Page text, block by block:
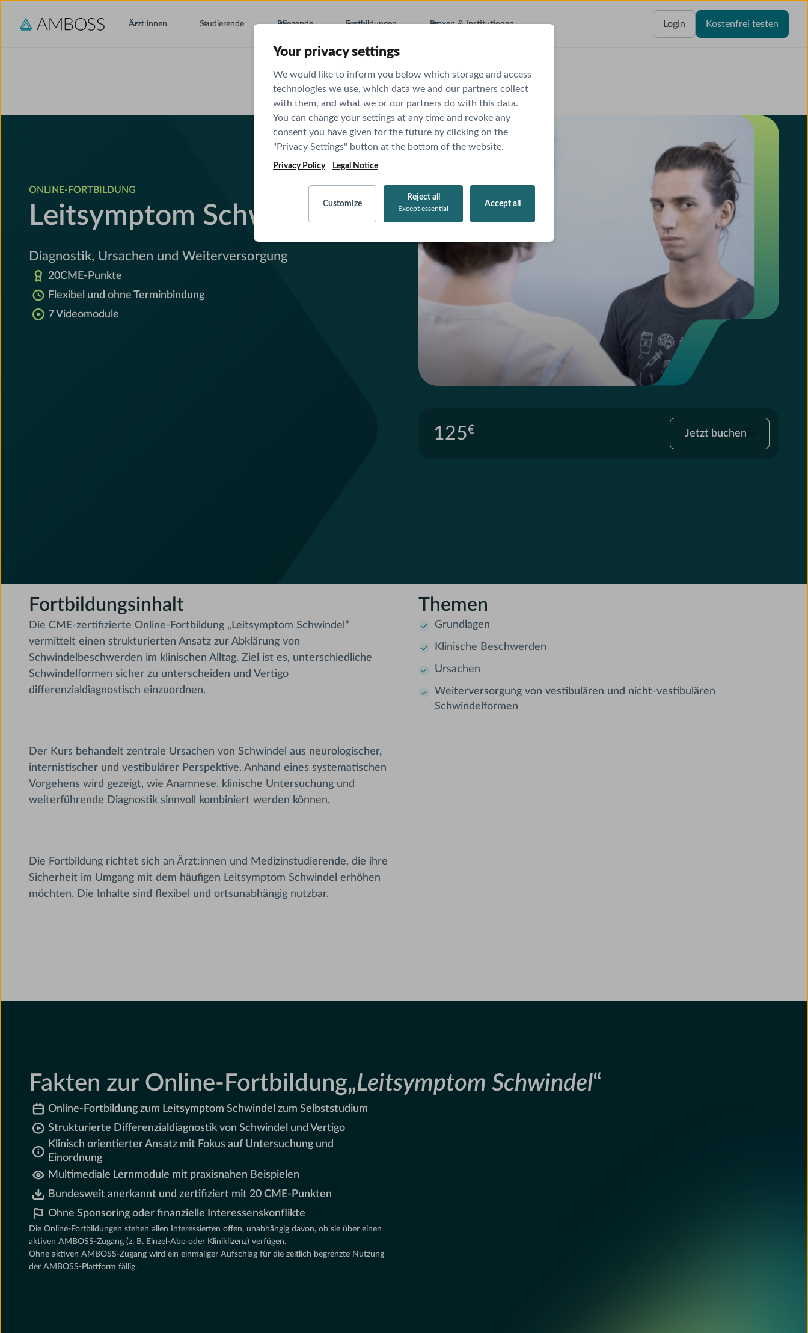
Your privacy settings
We would like to inform you below which storage and access
technologies we use, which data we and our partners collect
with them, and what we or our partners do with this data.
You can change your settings at any time and revoke any
consent you have given for the future by clicking on the
"Privacy Settings" button at the bottom of the website.
Privacy Policy Legal Notice
Customize
Reject all
Except essential
Accept all
Ärzt:innen Studierende Pflegende Fortbildungen Praxen & Institutionen Login Kostenfrei testen
ONLINE-FORTBILDUNG
Leitsymptom Schwindel
Diagnostik, Ursachen und Weiterversorgung
20CME-Punkte
Flexibel und ohne Terminbindung
7 Videomodule
125€
buchen
Jetzt buchen
Fortbildungsinhalt
Die CME-zertifizierte Online-Fortbildung „Leitsymptom Schwindel“
vermittelt einen strukturierten Ansatz zur Abklärung von
Schwindelbeschwerden im klinischen Alltag. Ziel ist es, unterschiedliche
Schwindelformen sicher zu unterscheiden und Vertigo
differenzialdiagnostisch einzuordnen.
Der Kurs behandelt zentrale Ursachen von Schwindel aus neurologischer,
internistischer und vestibulärer Perspektive. Anhand eines systematischen
Vorgehens wird gezeigt, wie Anamnese, klinische Untersuchung und
weiterführende Diagnostik sinnvoll kombiniert werden können.
Die Fortbildung richtet sich an Ärzt:innen und Medizinstudierende, die ihre
Sicherheit im Umgang mit dem häufigen Leitsymptom Schwindel erhöhen
möchten. Die Inhalte sind flexibel und ortsunabhängig nutzbar.
Themen
Grundlagen
Klinische Beschwerden
Ursachen
Weiterversorgung von vestibulären und nicht-vestibulären
Schwindelformen
Fakten zur Online-Fortbildung„Leitsymptom Schwindel“
Online-Fortbildung zum Leitsymptom Schwindel zum Selbststudium
Strukturierte Differenzialdiagnostik von Schwindel und Vertigo
Klinisch orientierter Ansatz mit Fokus auf Untersuchung und
Einordnung
Multimediale Lernmodule mit praxisnahen Beispielen
Bundesweit anerkannt und zertifiziert mit 20 CME-Punkten
Ohne Sponsoring oder finanzielle Interessenskonflikte
Die Online-Fortbildungen stehen allen Interessierten offen, unabhängig davon, ob sie über einen
aktiven AMBOSS-Zugang (z. B. Einzel-Abo oder Kliniklizenz) verfügen.
Ohne aktiven AMBOSS-Zugang wird ein einmaliger Aufschlag für die zeitlich begrenzte Nutzung
der AMBOSS-Plattform fällig.